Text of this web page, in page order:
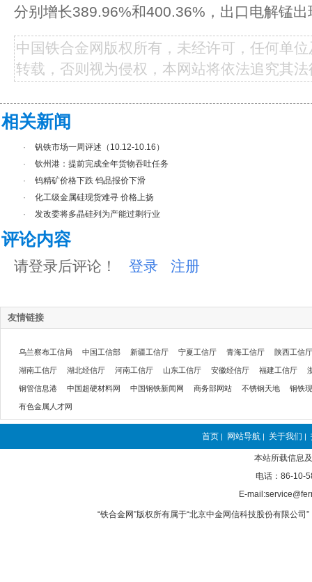
分别增长389.96%和400.36%，出口电解锰出
中国铁合金网版权所有，未经许可，任何单
转载，否则视为侵权，本网站将依法追究其
相关新闻
·
钒铁市场一周评述（10.12-10.16）
·
钦州港：提前完成全年货物吞吐任务
·
钨精矿价格下跌 钨品报价下滑
·
化工级金属硅现货难寻 价格上扬
·
发改委将多晶硅列为产能过剩行业
评论内容
请登录后评论！ 登录 注册
友情链接
乌兰察布工信局 中国工信部 新疆工信厅 宁夏工信厅 青海工信厅 陕西工信厅
湖南工信厅 湖北经信厅 河南工信厅 山东工信厅 安徽经信厅 福建工信厅
钢管信息港 中国超硬材料网 中国钢铁新闻网 商务部网站 不锈钢天地 钢铁
有色金属人才网
首页 | 网站导航 | 关于我们 |
本站所载信息
电话：86-10-
E-
“铁合金网”版权所有属于“北京中金网信科技股份有限公司